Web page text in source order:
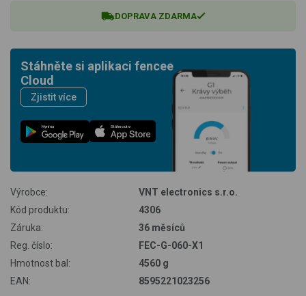
DOPRAVA ZDARMA
Stáhněte si aplikaci fencee
Cloud
Zjistit více
Nyní na Stáhnout v
Výrobce:
VNT electronics s.r.o.
Kód produktu:
4306
Záruka:
36 měsíců
Reg. číslo:
FEC-G-060-X1
Hmotnost bal:
4560 g
EAN:
8595221023256